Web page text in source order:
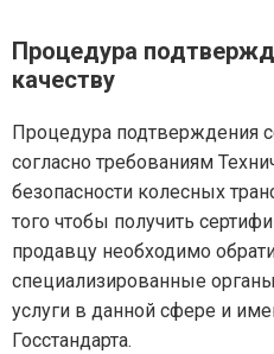
Процедура
качеству
Процедура подтверждения
согласно требованиям
безопасности колесных
того чтобы получить
продавцу необходимо
специализированные
услуги в данной сфере и
Госстандарта.